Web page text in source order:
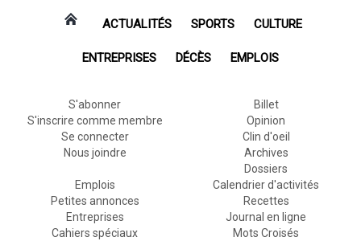
ACTUALITÉS SPORTS CULTURE
ENTREPRISES DÉCÈS EMPLOIS
S'abonner
S'inscrire comme membre
Se connecter
Nous joindre
Billet
Opinion
Clin d'oeil
Archives
Dossiers
Emplois
Petites annonces
Entreprises
Cahiers spéciaux
Calendrier d'activités
Recettes
Journal en ligne
Mots Croisés